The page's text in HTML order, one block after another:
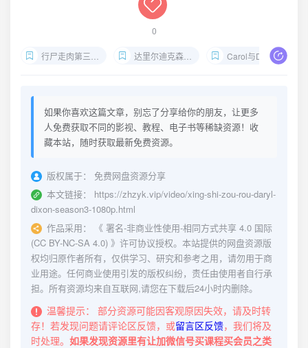
0
行尸走肉第三季下载 达里尔迪克森1080P Carol与Daryl末日旅程
如果你喜欢这篇文章，别忘了分享给你的朋友，让更多
人免费获取不同的影视、教程、电子书等稀缺资源！收
藏本站，随时获取最新免费资源。
版权属于：
免费网盘资源分享
本文链接：
https://zhzyk.vip/video/xing-shi-zou-rou-daryl-
dixon-season3-1080p.html
作品采用：
《 署名-非商业性使用-相同方式共享 4.0 国际
(CC BY-NC-SA 4.0) 》许可协议授权。本站提供的网盘资源版
权均归原作者所有，仅供学习、研究和参考之用，请勿用于商
业用途。任何商业使用引发的版权纠纷，责任由使用者自行承
担。所有资源均来自互联网,请您在下载后24小时内删除。
温馨提示：
部分资源可能因客观原因失效，请及时转
存！若发现问题请评论区反馈，或留言区反馈，我们将及
时处理。 如果发现资源里有让加微信号买课程买会员之类